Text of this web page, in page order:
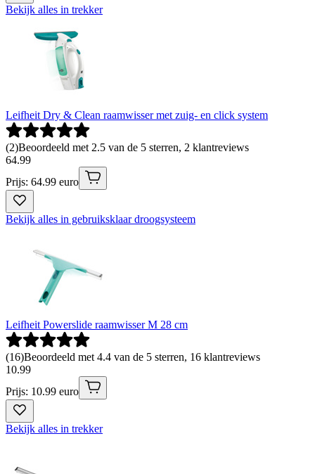
Bekijk alles in trekker
Leifheit Dry & Clean raamwisser met zuig- en click system
(2)Beoordeeld met 2.5 van de 5 sterren, 2 klantreviews
64.99
Prijs: 64.99 euro
Bekijk alles in gebruiksklaar droogsysteem
Leifheit Powerslide raamwisser M 28 cm
(16)Beoordeeld met 4.4 van de 5 sterren, 16 klantreviews
10.99
Prijs: 10.99 euro
Bekijk alles in trekker